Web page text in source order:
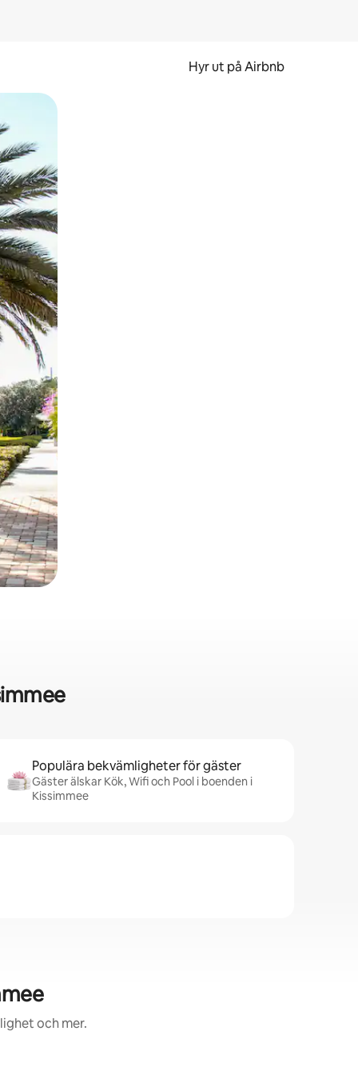
Hyr ut på Airbnb
Populära bekvämligheter för gäster
Gäster älskar Kök, Wifi och Pool i boenden i
Kissimmee
och mer.